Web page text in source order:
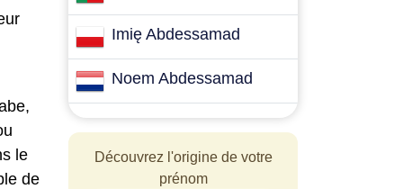
le
de
Imię Abdessamad
Noem Abdessamad
Découvrez l'origine de votre
prénom